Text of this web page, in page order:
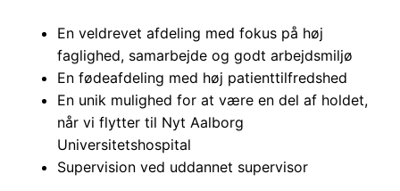
En veldrevet afdeling med fokus på høj
faglighed, samarbejde og godt arbejdsmiljø
En fødeafdeling med høj patienttilfredshed
En unik mulighed for at være en del af holdet,
når vi flytter til Nyt Aalborg
Universitetshospital
Supervision ved uddannet supervisor